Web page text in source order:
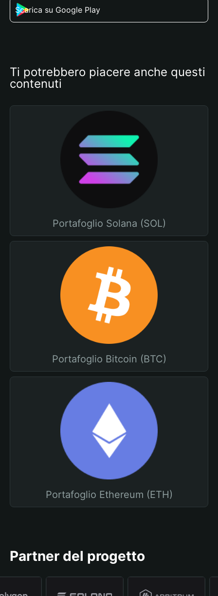
Scarica su Google Play
Ti potrebbero piacere anche questi
contenuti
Portafoglio Solana (SOL)
Portafoglio Bitcoin (BTC)
Portafoglio Ethereum (ETH)
Partner del progetto